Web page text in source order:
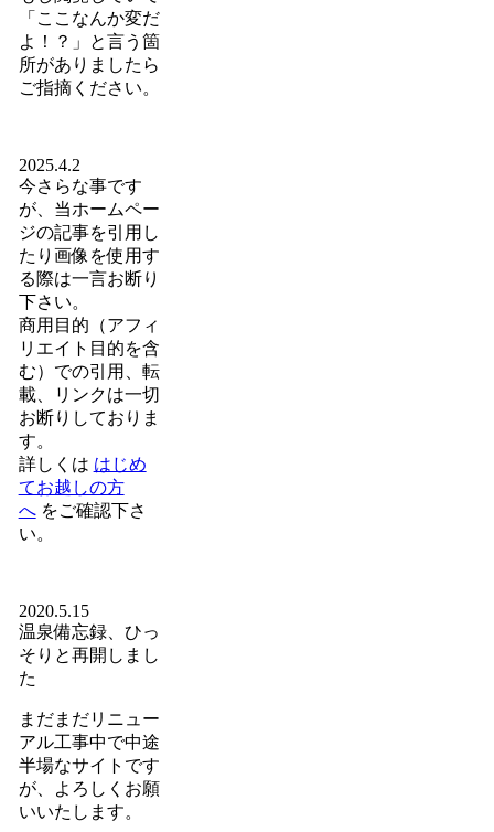
「ここなんか変だ
よ！？」と言う箇
所がありましたら
ご指摘ください。
2025.4.2
今さらな事です
が、当ホームペー
ジの記事を引用し
たり画像を使用す
る際は一言お断り
下さい。
商用目的（アフィ
リエイト目的を含
む）での引用、転
載、リンクは一切
お断りしておりま
す。
詳しくは はじめ
てお越しの方
へをご確認下さ
い。
2020.5.15
温泉備忘録、ひっ
そりと再開しまし
た
まだまだリニュー
アル工事中で中途
半場なサイトです
が、よろしくお願
いいたします。